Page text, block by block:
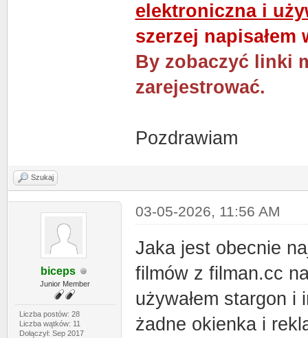
elektroniczna i
szerzej napisałem
By zobaczyć linki
zarejestrować.
Pozdrawiam
Szukaj
biceps
Junior Member
Liczba postów: 28
Liczba wątków: 11
Dołączył: Sep 2017
03-05-2026, 11:56 AM
Jaka jest obecnie
filmów z filman.cc
używałem stargon i
żadne okienka i